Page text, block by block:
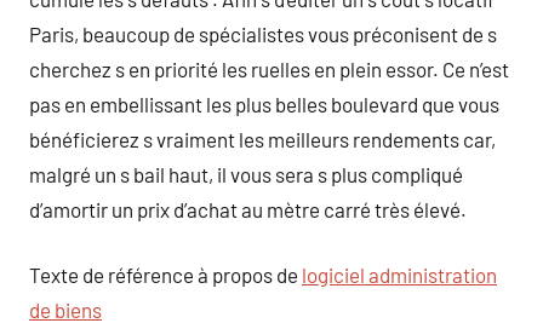
Paris, beaucoup de spécialistes vous préconisent de s
cherchez s en priorité les ruelles en plein essor. Ce n’est
pas en embellissant les plus belles boulevard que vous
bénéficierez s vraiment les meilleurs rendements car,
malgré un s bail haut, il vous sera s plus compliqué
d’amortir un prix d’achat au mètre carré très élevé.
Texte de référence à propos de logiciel administration
de biens